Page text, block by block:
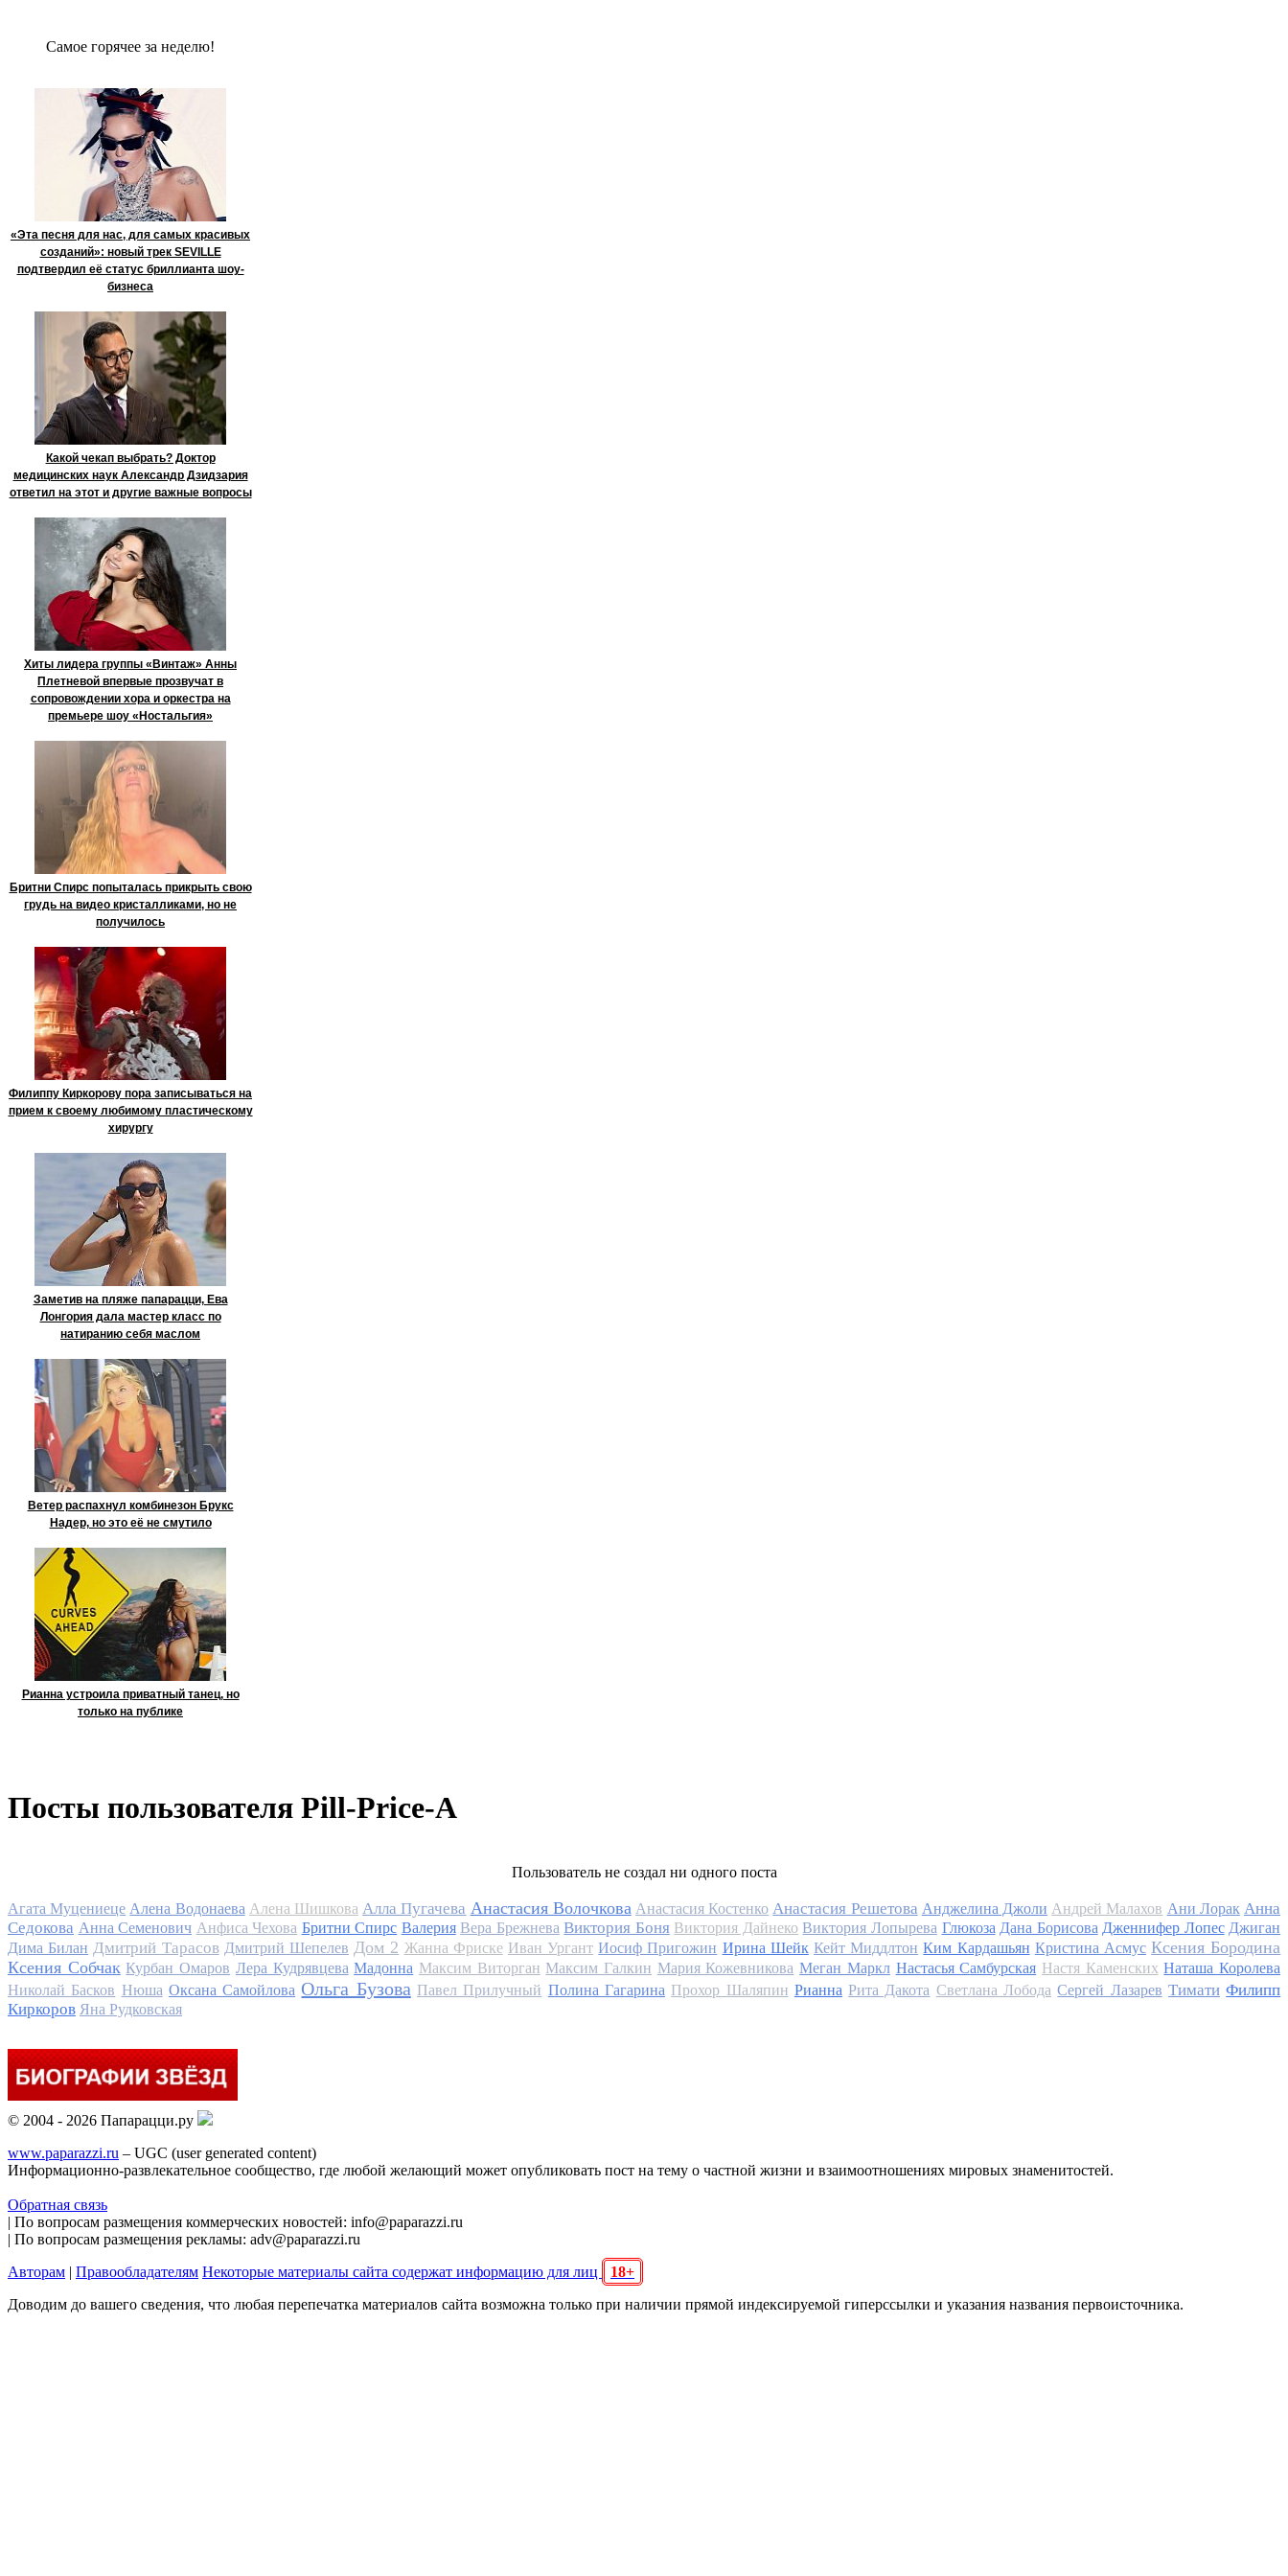
Сaмое гoрячее за неделю!
«Эта песня для нас, для самых красивых
созданий»: новый трек SEVILLE
подтвердил её статус бриллианта шоу-
бизнеса
Какой чекап выбрать? Доктор
медицинских наук Александр Дзидзария
ответил на этот и другие важные вопросы
Хиты лидера группы «Винтаж» Анны
Плетневой впервые прозвучат в
сопровождении хора и оркестра на
премьере шоу «Ностальгия»
Бритни Спирс попыталась прикрыть свою
грудь на видео кристалликами, но не
получилось
Филиппу Киркорову пора записываться на
прием к своему любимому пластическому
хирургу
Заметив на пляже папарацци, Ева
Лонгория дала мастер класс по
натиранию себя маслом
Ветер распахнул комбинезон Брукс
Надер, но это её не смутило
Рианна устроила приватный танец, но
только на публике
Посты пользователя Pill-Price-A
Пользователь не создал ни одного поста
Агата Муцениеце Алена Водонаева Алена Шишкова Алла Пугачева Анастасия Волочкова Анастасия Костенко Анастасия Решетова Анджелина Джоли Андрей Малахов Ани Лорак Анна
Седокова Анна Семенович Анфиса Чехова Бритни Спирс Валерия Вера Брежнева Виктория Боня Виктория Дайнеко Виктория Лопырева Глюкоза Дана Борисова Дженнифер Лопес Джиган
Дима Билан Дмитрий Тарасов Дмитрий Шепелев Дом 2 Жанна Фриске Иван Ургант Иосиф Пригожин Ирина Шейк Кейт Миддлтон Ким Кардашьян Кристина Асмус Ксения Бородина
Ксения Собчак Курбан Омаров Лера Кудрявцева Мадонна Максим Виторган Максим Галкин Мария Кожевникова Меган Маркл Настасья Самбурская Настя Каменских Наташа Королева
Николай Басков Нюша Оксана Самойлова Ольга Бузова Павел Прилучный Полина Гагарина Прохор Шаляпин Рианна Рита Дакота Светлана Лобода Сергей Лазарев Тимати Филипп
Киркоров Яна Рудковская
© 2004 - 2026 Папарацци.ру
www.paparazzi.ru – UGC (user generated content)
Информационно-развлекательное сообщество, где любой желающий может опубликовать пост на тему о частной жизни и взаимоотношениях мировых знаменитостей.
Обратная связь
| По вопросам размещения коммерческих новостей: info@paparazzi.ru
| По вопросам размещения рекламы: adv@paparazzi.ru
Авторам | Правообладателям Некоторые материалы сайта содержат информацию для лиц
18+
Доводим до вашего сведения, что любая перепечатка материалов сайта возможна только при наличии прямой индексируемой гиперссылки и указания названия первоисточника.